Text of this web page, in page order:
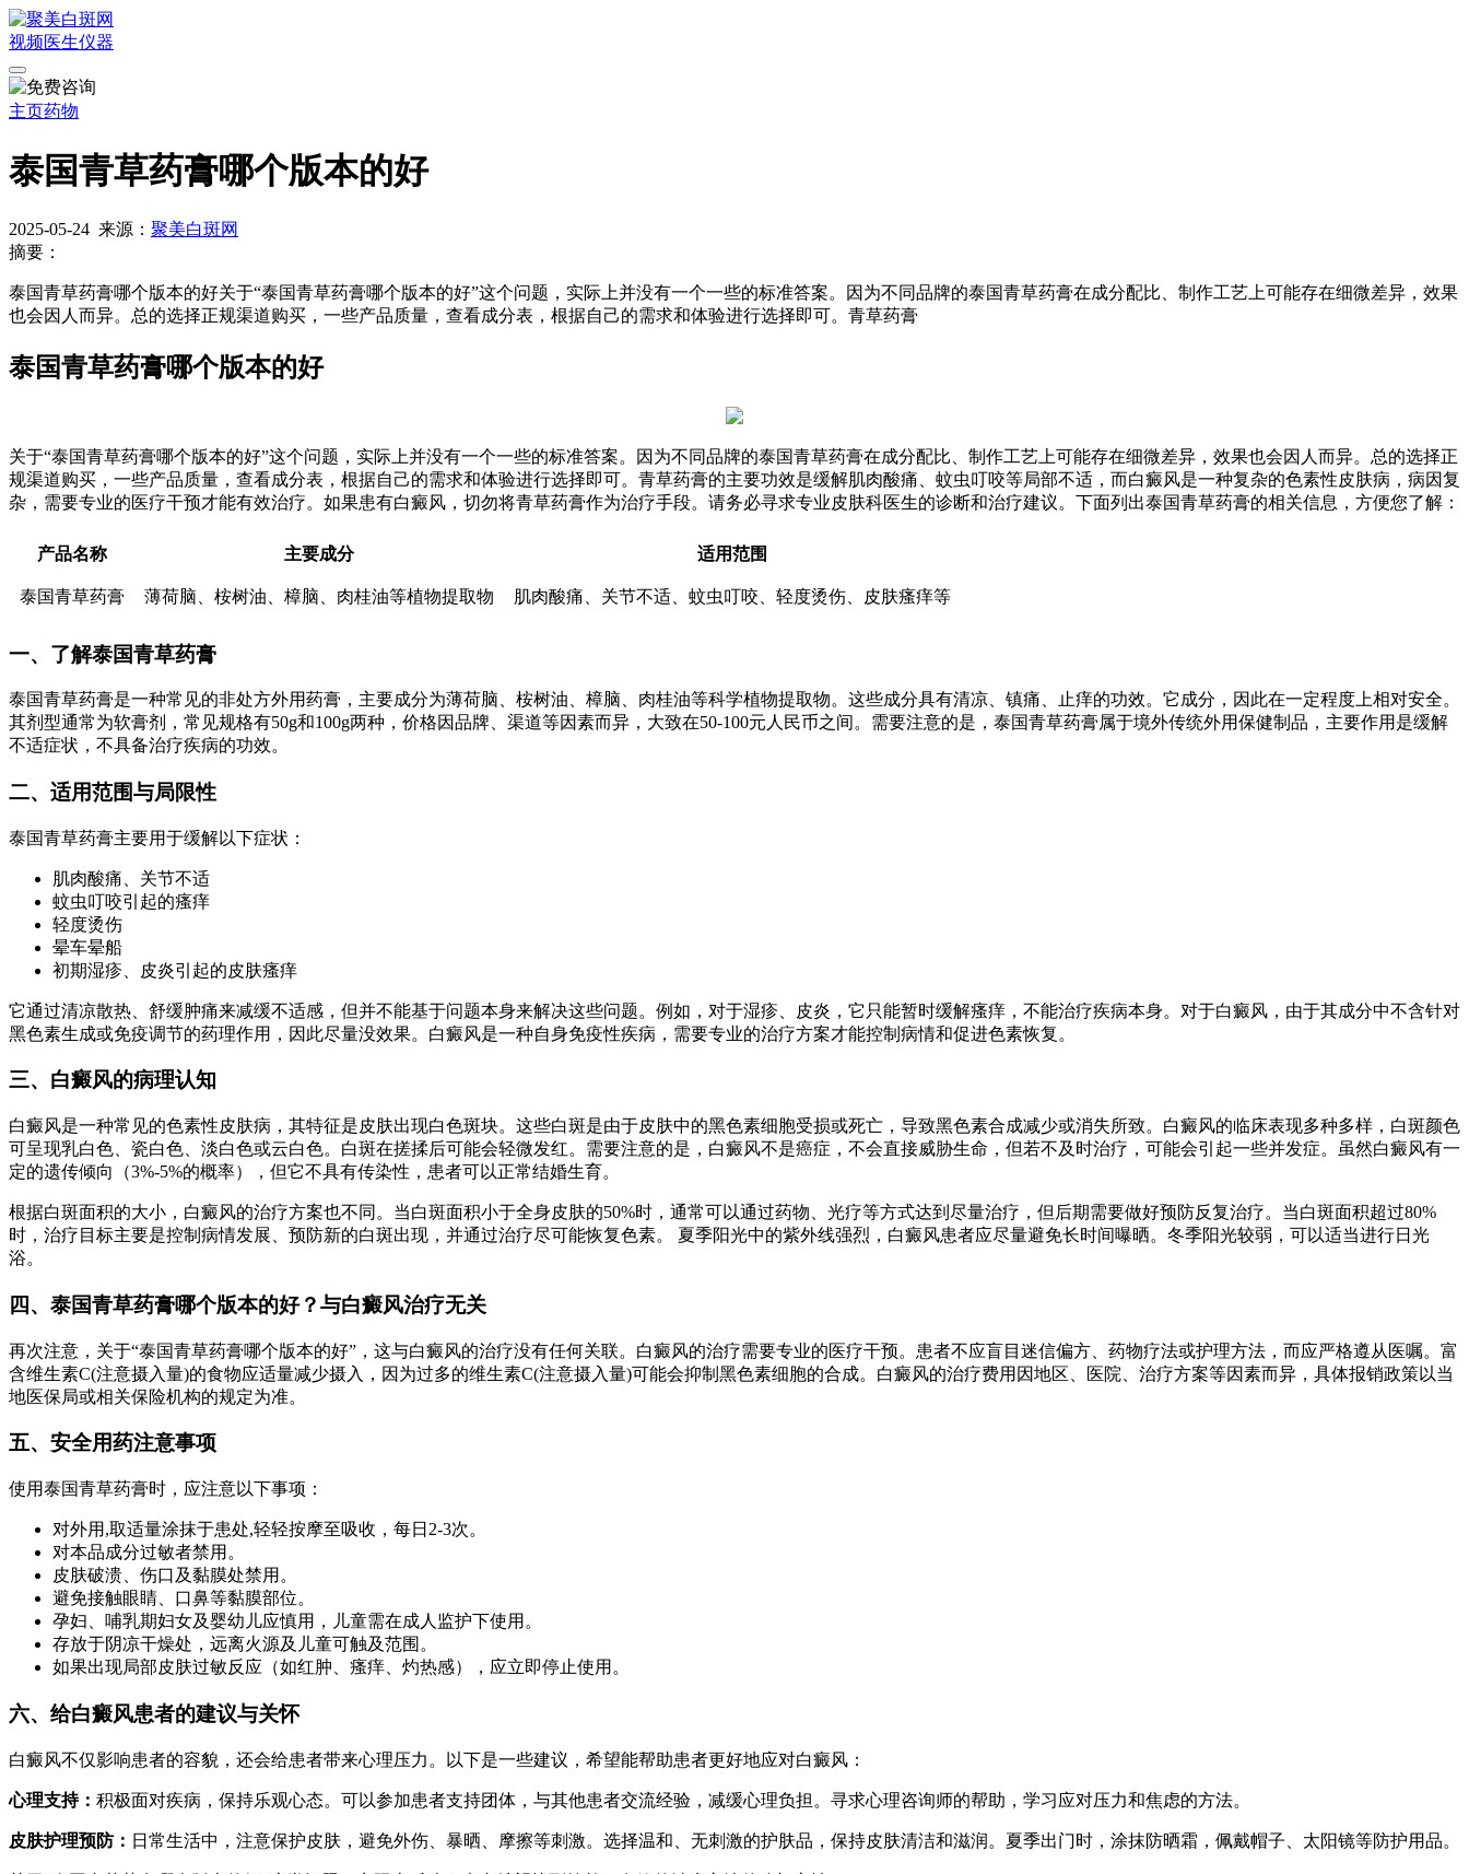
视频医生仪器
主页药物
泰国青草药膏哪个版本的好
2025-05-24 来源： 聚美白斑网
摘要：
泰国青草药膏哪个版本的好关于“泰国青草药膏哪个版本的好”这个问题，实际上并没有一个一些的标准答案。因为不同品牌的泰国青草药膏在成分配比、制作工艺上可能存在细微差异，效果
也会因人而异。总的选择正规渠道购买，一些产品质量，查看成分表，根据自己的需求和体验进行选择即可。青草药膏
泰国青草药膏哪个版本的好
关于“泰国青草药膏哪个版本的好”这个问题，实际上并没有一个一些的标准答案。因为不同品牌的泰国青草药膏在成分配比、制作工艺上可能存在细微差异，效果也会因人而异。总的选择正
规渠道购买，一些产品质量，查看成分表，根据自己的需求和体验进行选择即可。青草药膏的主要功效是缓解肌肉酸痛、蚊虫叮咬等局部不适，而白癜风是一种复杂的色素性皮肤病，病因复
杂，需要专业的医疗干预才能有效治疗。如果患有白癜风，切勿将青草药膏作为治疗手段。请务必寻求专业皮肤科医生的诊断和治疗建议。下面列出泰国青草药膏的相关信息，方便您了解：
产品名称 主要成分 适用范围
泰国青草药膏 薄荷脑、桉树油、樟脑、肉桂油等植物提取物 肌肉酸痛、关节不适、蚊虫叮咬、轻度烫伤、皮肤瘙痒等
一、了解泰国青草药膏
泰国青草药膏是一种常见的非处方外用药膏，主要成分为薄荷脑、桉树油、樟脑、肉桂油等科学植物提取物。这些成分具有清凉、镇痛、止痒的功效。它成分，因此在一定程度上相对安全。
其剂型通常为软膏剂，常见规格有50g和100g两种，价格因品牌、渠道等因素而异，大致在50-100元人民币之间。需要注意的是，泰国青草药膏属于境外传统外用保健制品，主要作用是缓解
不适症状，不具备治疗疾病的功效。
二、适用范围与局限性
泰国青草药膏主要用于缓解以下症状：
肌肉酸痛、关节不适
蚊虫叮咬引起的瘙痒
轻度烫伤
晕车晕船
初期湿疹、皮炎引起的皮肤瘙痒
它通过清凉散热、舒缓肿痛来减缓不适感，但并不能基于问题本身来解决这些问题。例如，对于湿疹、皮炎，它只能暂时缓解瘙痒，不能治疗疾病本身。对于白癜风，由于其成分中不含针对
黑色素生成或免疫调节的药理作用，因此尽量没效果。白癜风是一种自身免疫性疾病，需要专业的治疗方案才能控制病情和促进色素恢复。
三、白癜风的病理认知
白癜风是一种常见的色素性皮肤病，其特征是皮肤出现白色斑块。这些白斑是由于皮肤中的黑色素细胞受损或死亡，导致黑色素合成减少或消失所致。白癜风的临床表现多种多样，白斑颜色
可呈现乳白色、瓷白色、淡白色或云白色。白斑在搓揉后可能会轻微发红。需要注意的是，白癜风不是癌症，不会直接威胁生命，但若不及时治疗，可能会引起一些并发症。虽然白癜风有一
定的遗传倾向（3%-5%的概率），但它不具有传染性，患者可以正常结婚生育。
根据白斑面积的大小，白癜风的治疗方案也不同。当白斑面积小于全身皮肤的50%时，通常可以通过药物、光疗等方式达到尽量治疗，但后期需要做好预防反复治疗。当白斑面积超过80%
时，治疗目标主要是控制病情发展、预防新的白斑出现，并通过治疗尽可能恢复色素。 夏季阳光中的紫外线强烈，白癜风患者应尽量避免长时间曝晒。冬季阳光较弱，可以适当进行日光
浴。
四、泰国青草药膏哪个版本的好？与白癜风治疗无关
再次注意，关于“泰国青草药膏哪个版本的好”，这与白癜风的治疗没有任何关联。白癜风的治疗需要专业的医疗干预。患者不应盲目迷信偏方、药物疗法或护理方法，而应严格遵从医嘱。富
含维生素C(注意摄入量)的食物应适量减少摄入，因为过多的维生素C(注意摄入量)可能会抑制黑色素细胞的合成。白癜风的治疗费用因地区、医院、治疗方案等因素而异，具体报销政策以当
地医保局或相关保险机构的规定为准。
五、安全用药注意事项
使用泰国青草药膏时，应注意以下事项：
对外用,取适量涂抹于患处,轻轻按摩至吸收，每日2-3次。
对本品成分过敏者禁用。
皮肤破溃、伤口及黏膜处禁用。
避免接触眼睛、口鼻等黏膜部位。
孕妇、哺乳期妇女及婴幼儿应慎用，儿童需在成人监护下使用。
存放于阴凉干燥处，远离火源及儿童可触及范围。
如果出现局部皮肤过敏反应（如红肿、瘙痒、灼热感），应立即停止使用。
六、给白癜风患者的建议与关怀
白癜风不仅影响患者的容貌，还会给患者带来心理压力。以下是一些建议，希望能帮助患者更好地应对白癜风：
心理支持： 积极面对疾病，保持乐观心态。可以参加患者支持团体，与其他患者交流经验，减缓心理负担。寻求心理咨询师的帮助，学习应对压力和焦虑的方法。
皮肤护理预防： 日常生活中，注意保护皮肤，避免外伤、暴晒、摩擦等刺激。选择温和、无刺激的护肤品，保持皮肤清洁和滋润。夏季出门时，涂抹防晒霜，佩戴帽子、太阳镜等防护用品。